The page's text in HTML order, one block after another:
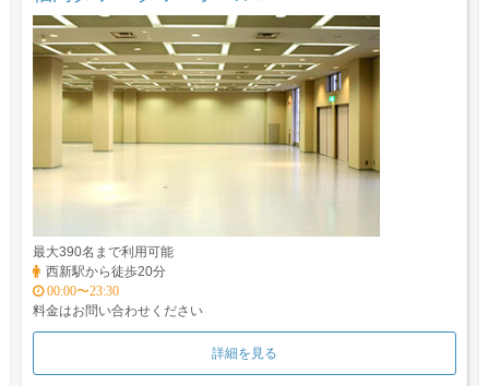
最大390名まで利用可能
西新駅から徒歩20分
00:00〜23:30
料金はお問い合わせください
詳細を見る